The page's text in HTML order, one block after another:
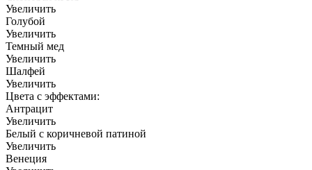
Увеличить
Голубой
Увеличить
Темный мед
Увеличить
Шалфей
Увеличить
Цвета с эффектами:
Антрацит
Увеличить
Белый с коричневой патиной
Увеличить
Венеция